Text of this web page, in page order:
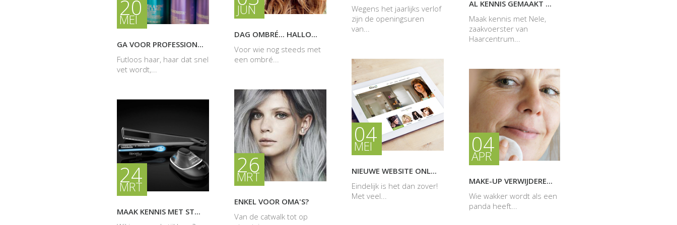
AL KENNIS GEMAAKT ...
Maak kennis met Nele,
zaakvoerster van
Haarcentrum...
Wegens het jaarlijks verlof
zijn de openingsuren
van...
DAG OMBRÉ... HALLO...
JUN
Voor wie nog steeds met
een ombré...
GA VOOR PROFESSION...
20
MEI
Futloos haar, haar dat snel
vet wordt,...
NIEUWE WEBSITE ONL...
04
MEI
Eindelijk is het dan zover!
Met veel...
MAKE-UP VERWIJDERE...
04
APR
Wie wakker wordt als een
panda heeft...
ENKEL VOOR OMA'S?
26
MRT
Van de catwalk tot op
MAAK KENNIS MET ST...
24
MRT